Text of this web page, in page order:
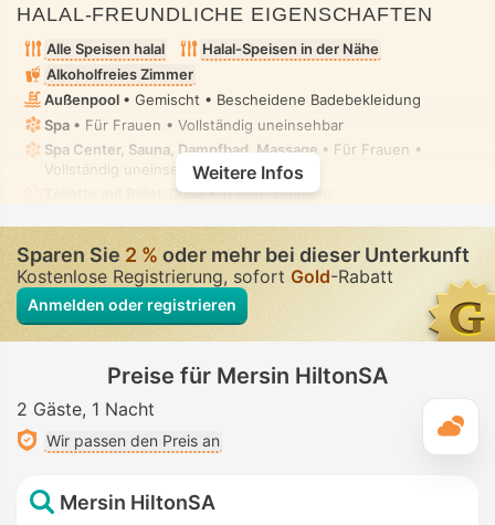
HALAL-FREUNDLICHE EIGENSCHAFTEN
Alle Speisen halal
Halal-Speisen in der Nähe
Alkoholfreies Zimmer
Außenpool • Gemischt • Bescheidene Badebekleidung
Spa • Für Frauen • Vollständig uneinsehbar
Spa Center, Sauna, Dampfbad, Massage • Für Frauen •
Vollständig uneinsehbar
Toilette mit Bidet-Düse• In allen Zimmern
Weitere Infos
Sparen Sie2 %oder mehr bei dieser Unterkunft
Kostenlose Registrierung, sofort Gold-Rabatt
Anmelden oder registrieren
Preise für Mersin HiltonSA
2 Gäste 1 Nacht
Wir passen den Preis an
Mersin HiltonSA